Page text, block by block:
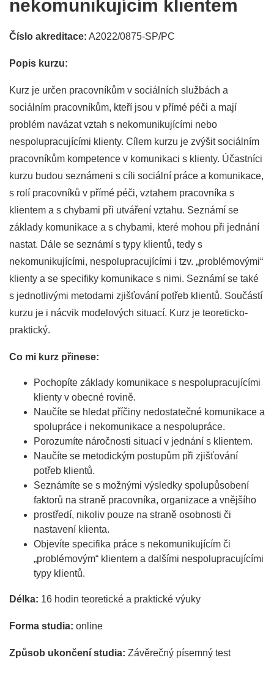
nekomunikujícím klientem
Číslo akreditace: A2022/0875-SP/PC
Popis kurzu:
Kurz je určen pracovníkům v sociálních službách a
sociálním pracovníkům, kteří jsou v přímé péči a mají
problém navázat vztah s nekomunikujícími nebo
nespolupracujícími klienty. Cílem kurzu je zvýšit sociálním
pracovníkům kompetence v komunikaci s klienty. Účastníci
kurzu budou seznámeni s cíli sociální práce a komunikace,
s rolí pracovníků v přímé péči, vztahem pracovníka s
klientem a s chybami při utváření vztahu. Seznámí se
základy komunikace a s chybami, které mohou při jednání
nastat. Dále se seznámí s typy klientů, tedy s
nekomunikujícími, nespolupracujícími i tzv. „problémovými“
klienty a se specifiky komunikace s nimi. Seznámí se také
s jednotlivými metodami zjišťování potřeb klientů. Součástí
kurzu je i nácvik modelových situací. Kurz je teoreticko-
praktický.
Co mi kurz přinese:
Pochopíte základy komunikace s nespolupracujícími
klienty v obecné rovině.
Naučíte se hledat příčiny nedostatečné komunikace a
spolupráce i nekomunikace a nespolupráce.
Porozumíte náročnosti situací v jednání s klientem.
Naučíte se metodickým postupům při zjišťování
potřeb klientů.
Seznámíte se s možnými výsledky spolupůsobení
faktorů na straně pracovníka, organizace a vnějšího
prostředí, nikoliv pouze na straně osobnosti či
nastavení klienta.
Objevíte specifika práce s nekomunikujícím či
„problémovým“ klientem a dalšími nespolupracujícími
typy klientů.
Délka: 16 hodin teoretické a praktické výuky
Forma studia: online
Způsob ukončení studia: Závěrečný písemný test